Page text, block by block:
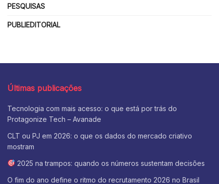
PESQUISAS
PUBLIEDITORIAL
Últimas publicações
Tecnologia com mais acesso: o que está por trás do
Protagonize Tech – Avanade
CLT ou PJ em 2026: o que os dados do mercado criativo
mostram
2025 na trampos: quando os números sustentam decisões
O fim do ano define o ritmo do recrutamento 2026 no Brasil